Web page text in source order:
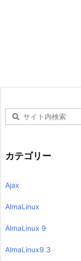
カテゴリー
Ajax
AlmaLinux
AlmaLinux 9
AlmaLinux9.3